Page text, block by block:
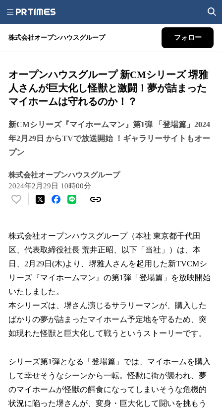
株式会社オープンハウスグループ フォロー
オープンハウスグループ 新CMシリーズ 堺雅
人さんが巨大化し怪獣と激闘！夢が詰まった
マイホームは守れるのか！？
新CMシリーズ『マイホームマン』第1弾 「登場篇」2024
年2月29日 からTVで放送開始 ！ギャラリーサイトもオー
プン
株式会社オープンハウスグループ
2024年2月29日 10時00分
い
！
を
読
み
込
み
中
で
す
株式会社オープンハウスグループ（本社 東京都千代⽥
区、代表取締役社⻑ 荒井正昭、以下「当社」）は、本
日、2月29日(木)より、堺雅人さんを起用した新TVCMシ
リーズ『マイホームマン』の第1弾「登場篇」を放映開始
いたしました。
本シリーズは、堺さん演じるサラリーマンが、購入した
ばかりの夢が詰まったマイホーム予定地を守るため、突
如現れた怪獣と巨大化して戦うというストーリーです。
シリーズ第1弾となる「登場篇」では、マイホームを購入
して幸せそうなシーンから一転。怪獣に街が襲われ、夢
のマイホームが怪獣の餌食になってしまいそうな危機的
状況に陥った堺さんが、変身・巨大化して闘いを挑もう